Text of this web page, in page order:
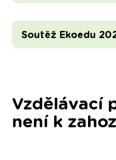
Soutěž Ekoedu
Vzdělávací
není k